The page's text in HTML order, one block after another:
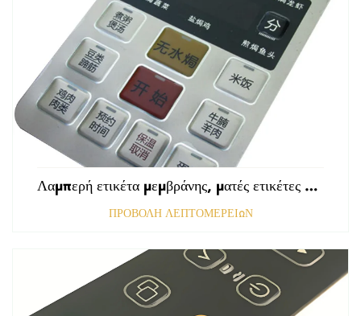
Λαμπερή ετικέτα μεμβράνης, ματές ετικέτες εμπρόσθιου πίνακα ελέγχου, ανάγλυφες ετικέτες πολυκαρβονικού, γραφικές επικαλύψεις
ΠΡΟΒΟΛΗ ΛΕΠΤΟΜΕΡΕΙΩΝ